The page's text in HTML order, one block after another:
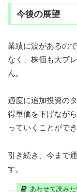
今後の展望
業績に波があるの
なく、株価も大ブ
ん。
適度に追加投資の
得単価を下げなが
っていくことができ
引き続き、今まで
す。